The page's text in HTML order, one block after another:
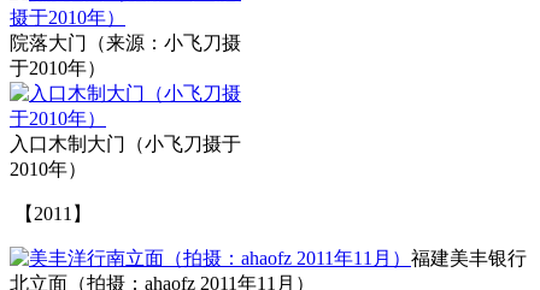
院落大门（来源：小飞刀摄
于2010年）
入口木制大门（小飞刀摄于
2010年）
【2011】
福建美丰银行
北立面（拍摄：ahaofz 2011年11月）